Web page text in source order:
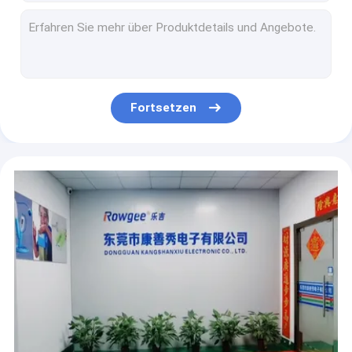
Fitness Sprungseil Ok-168 Fitnessstudio Erwachsene Kind Sprungseil Direkt verstellbares Lager Geschwindigkeitsseil
Fitness Sprungseil Upgrade Gewichtstragende Sprungseil Polyester Nylon Dicke Seil Verbessertes Fitnesstraining
Entfernungszähler Fitness-Fußmessgerät Uhr Schritt Kalorien-Tracker Silikon
L24*Dia 3,7cm 3D-Fitness-Fußmessuhr Uhr mit Kalorienverbrennung Entfernung Zeit Anzeige
Gewichtet, kabelloses Indoor-Sprungseil für aerobes Training 20 kg Kapazität
Fortsetzen